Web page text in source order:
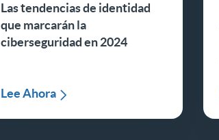
Las tendencias de identidad
que marcarán la
ciberseguridad en 2024
Lee Ahora